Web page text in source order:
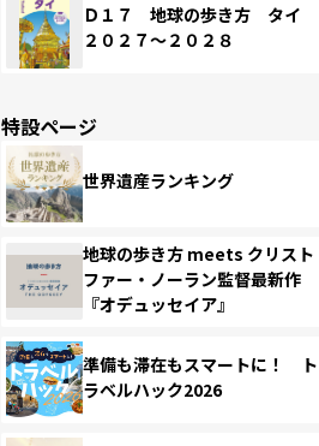
Ｄ１７ 地球の歩き方 タイ
２０２７～２０２８
特設ページ
世界遺産ランキング
地球の歩き方 meets クリスト
ファー・ノーラン監督最新作
『オデュッセイア』
準備も滞在もスマートに！ ト
ラベルハック2026